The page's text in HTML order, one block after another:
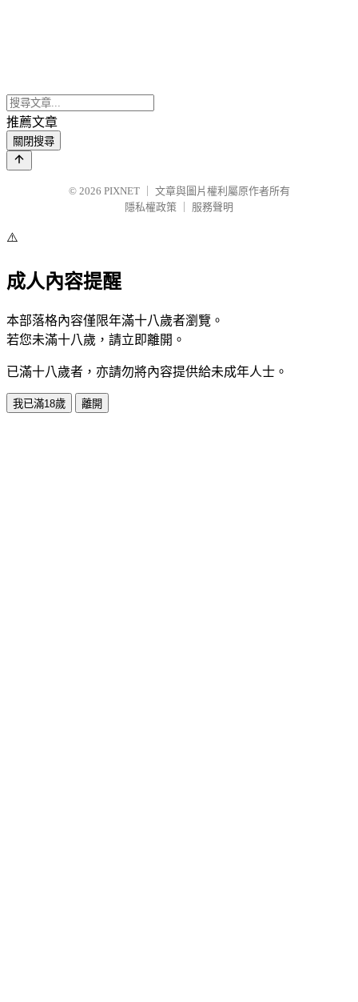
推薦文章
關閉搜尋
© 2026 PIXNET
文章與圖片權利屬原作者所有
隱私權政策
服務聲明
⚠️
成人內容提醒
本部落格內容僅限年滿十八歲者瀏覽。
若您未滿十八歲，請立即離開。
已滿十八歲者，亦請勿將內容提供給未成年人士。
我已滿18歲 離開